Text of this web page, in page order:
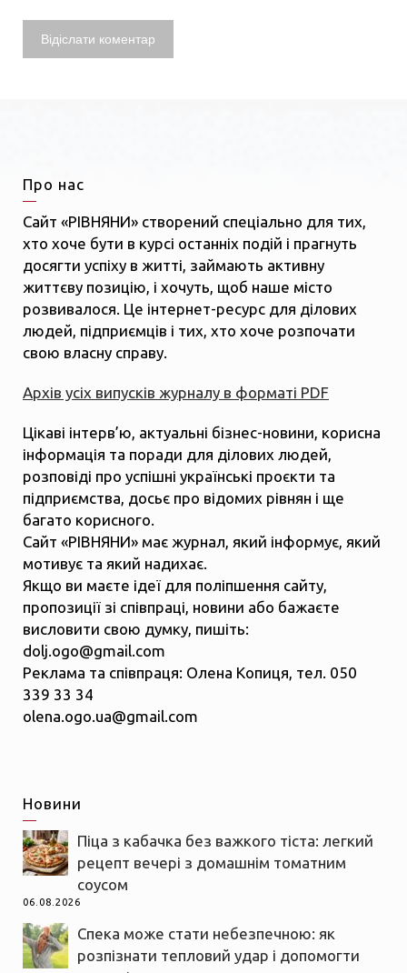
Про нас
Сайт «РІВНЯНИ» створений спеціально для тих,
хто хоче бути в курсі останніх подій і прагнуть
досягти успіху в житті, займають активну
життєву позицію, і хочуть, щоб наше місто
розвивалося. Це інтернет-ресурс для ділових
людей, підприємців і тих, хто хоче розпочати
свою власну справу.
Архів усіх випусків журналу в форматі PDF
Цікаві інтерв’ю, актуальні бізнес-новини, корисна
інформація та поради для ділових людей,
розповіді про успішні українські проєкти та
підприємства, досьє про відомих рівнян і ще
багато корисного.
Сайт «РІВНЯНИ» має журнал, який інформує, який
мотивує та який надихає.
Якщо ви маєте ідеї для поліпшення сайту,
пропозиції зі співпраці, новини або бажаєте
висловити свою думку, пишіть:
dolj.ogo@gmail.com
Реклама та співпраця: Олена Копиця, тел. 050
339 33 34
olena.ogo.ua@gmail.com
Новини
Піца з кабачка без важкого тіста: легкий
рецепт вечері з домашнім томатним
соусом
06.08.2026
Спека може стати небезпечною: як
розпізнати тепловий удар і допомогти